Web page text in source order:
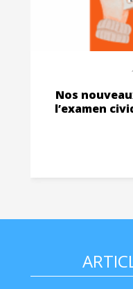
Nos
l’examen